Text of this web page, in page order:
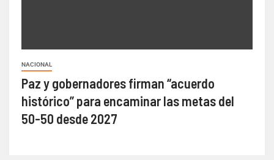
NACIONAL
Paz y gobernadores firman “acuerdo
histórico” para encaminar las metas del
50-50 desde 2027